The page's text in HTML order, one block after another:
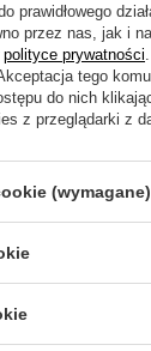
Daiwa 23
PKTpunktów
prawidłowego
przez nas, jak i
polityce prywatności
Akceptacja tego
do nich
z przeglądarki z
(wymagane)